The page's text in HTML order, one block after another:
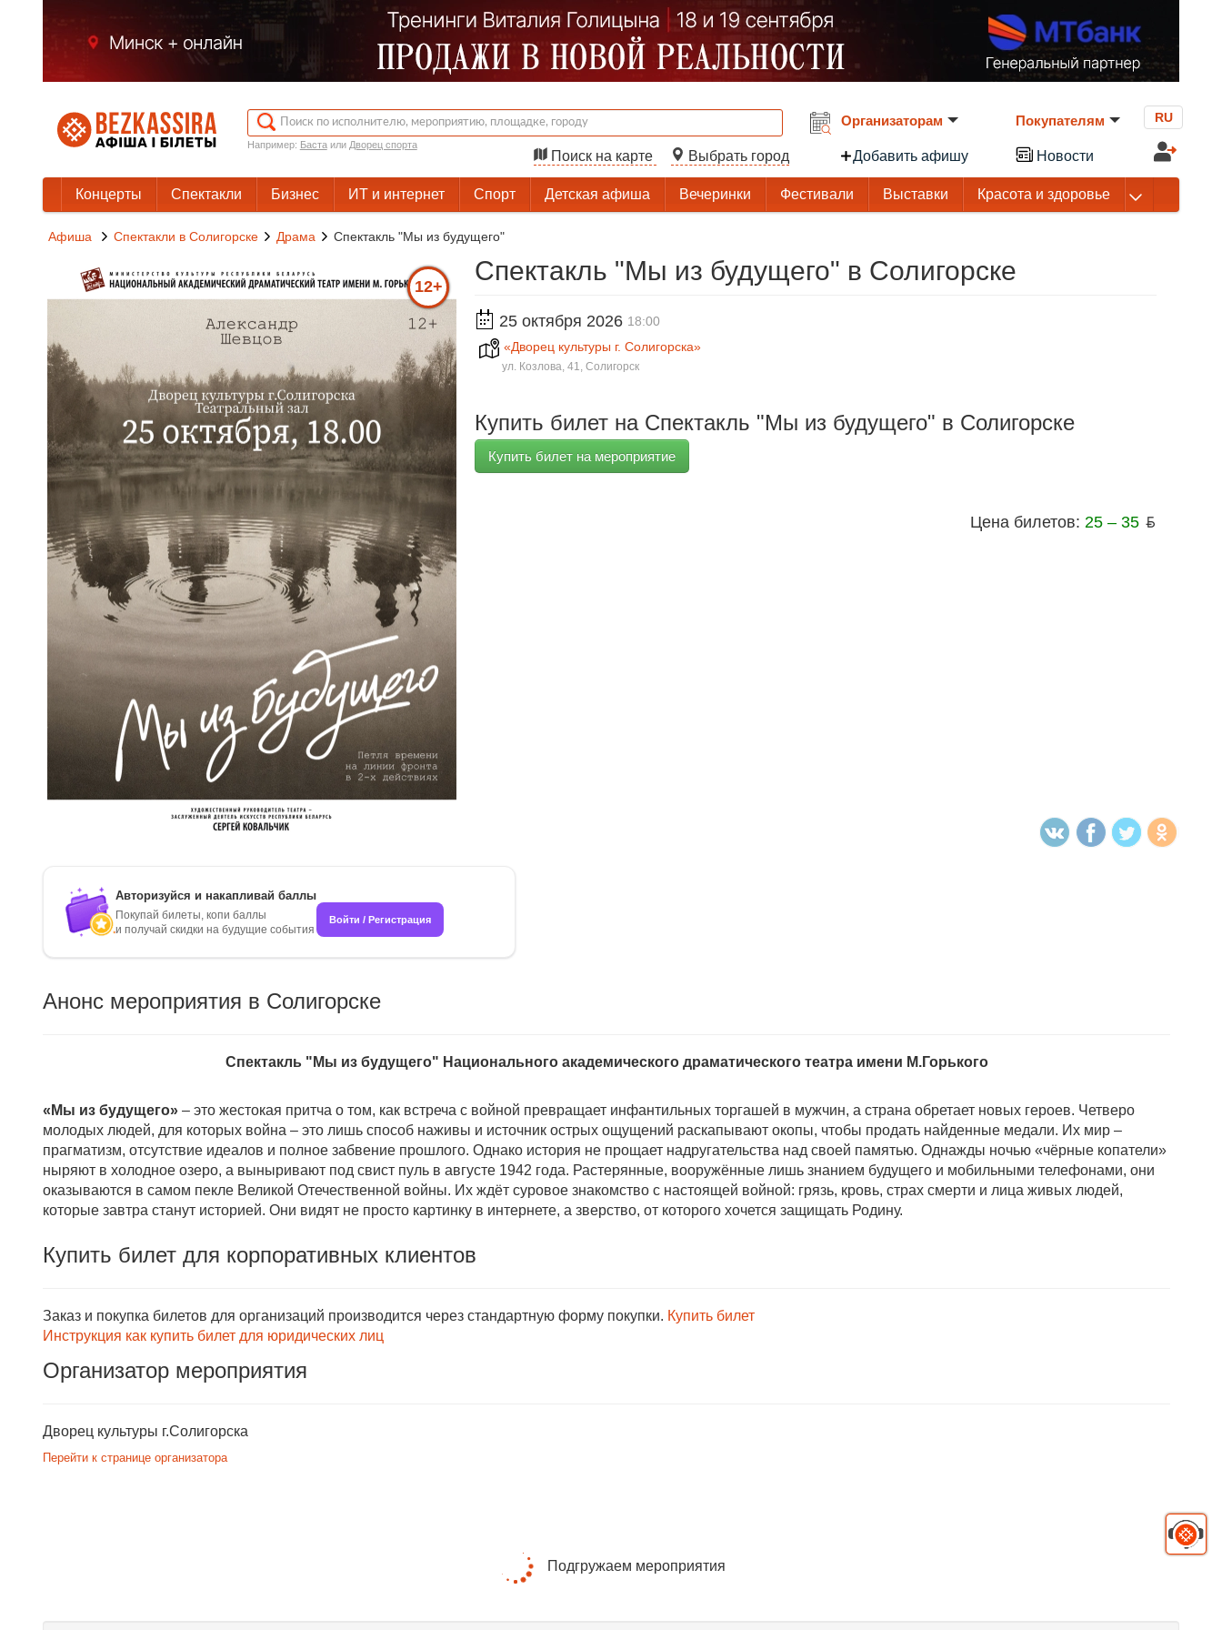
Например: Бастаили Дворец спорта
Поиск на карте Выбрать город
Организаторам
Добавить афишу
Покупателям
Новости
RU
Концерты Спектакли Бизнес ИТ и интернет Спорт Детская афиша Вечеринки Фестивали Выставки Красота и здоровье
Афиша Спектакли в Солигорске Драма Спектакль "Мы из будущего"
12+
Спектакль "Мы из будущего" в Солигорске
25 октября 2026 18:00
«Дворец культуры г. Солигорска»
ул. Козлова, 41, Солигорск
Купить билет на Спектакль "Мы из будущего" в Солигорске
Купить билет на мероприятие
Цена билетов: 25 – 35 ƃ
Авторизуйся и накапливай баллы
Покупай билеты, копи баллы
и получай скидки на будущие события
Войти / Регистрация
Анонс мероприятия в Солигорске
Спектакль "Мы из будущего" Национального академического драматического театра имени М.Горького
«Мы из будущего» – это жестокая притча о том, как встреча с войной превращает инфантильных торгашей в мужчин, а страна обретает новых героев. Четверо
молодых людей, для которых война – это лишь способ наживы и источник острых ощущений раскапывают окопы, чтобы продать найденные медали. Их мир –
прагматизм, отсутствие идеалов и полное забвение прошлого. Однако история не прощает надругательства над своей памятью. Однажды ночью «чёрные копатели»
ныряют в холодное озеро, а выныривают под свист пуль в августе 1942 года. Растерянные, вооружённые лишь знанием будущего и мобильными телефонами, они
оказываются в самом пекле Великой Отечественной войны. Их ждёт суровое знакомство с настоящей войной: грязь, кровь, страх смерти и лица живых людей,
которые завтра станут историей. Они видят не просто картинку в интернете, а зверство, от которого хочется защищать Родину.
Купить билет для корпоративных клиентов
Заказ и покупка билетов для организаций производится через стандартную форму покупки. Купить билет
Инструкция как купить билет для юридических лиц
Организатор мероприятия
Дворец культуры г.Солигорска
Перейти к странице организатора
Подгружаем мероприятия